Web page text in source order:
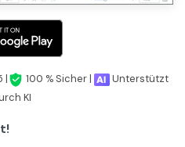
| 100 % Sicher |
Unterstützt
KI